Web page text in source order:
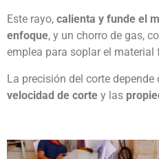
Este rayo, calienta y funde el
enfoque, y un chorro de gas,
emplea para soplar el
La precisión del corte depende
velocidad de corte y las